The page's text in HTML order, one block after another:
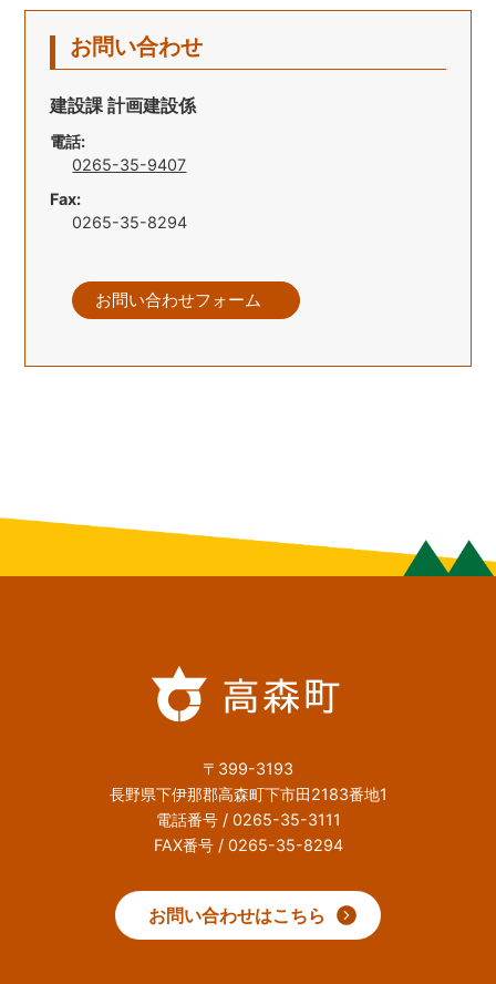
お問い合わせ
建設課 計画建設係
電話:
0265-35-9407
Fax:
0265-35-8294
お問い合わせフォーム
〒399-3193
長野県下伊那郡高森町下市田2183番地1
電話番号 / 0265-35-3111
FAX番号 / 0265-35-8294
お問い合わせはこちら